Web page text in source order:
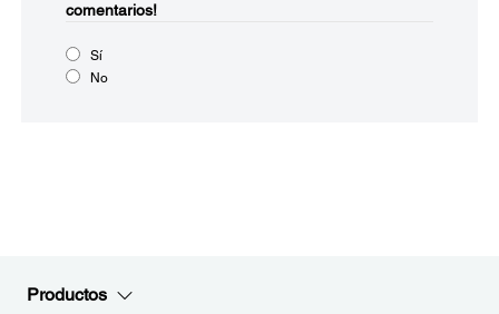
comentarios!
Sí
No
Productos